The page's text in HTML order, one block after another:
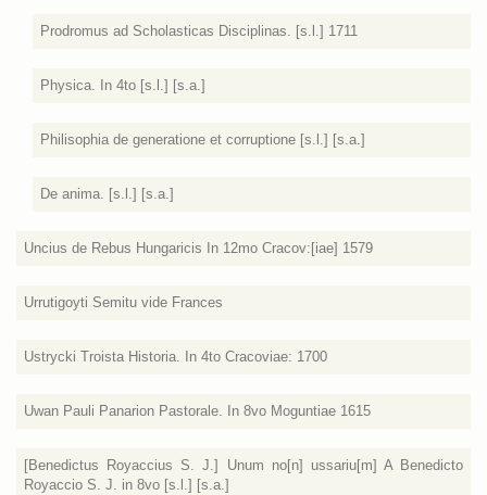
Prodromus ad Scholasticas Disciplinas. [s.l.] 1711
Physica. In 4to [s.l.] [s.a.]
Philisophia de generatione et corruptione [s.l.] [s.a.]
De anima. [s.l.] [s.a.]
Uncius de Rebus Hungaricis In 12mo Cracov:[iae] 1579
Urrutigoyti Semitu vide Frances
Ustrycki Troista Historia. In 4to Cracoviae: 1700
Uwan Pauli Panarion Pastorale. In 8vo Moguntiae 1615
[Benedictus Royaccius S. J.] Unum no[n] ussariu[m] A Benedicto
Royaccio S. J. in 8vo [s.l.] [s.a.]